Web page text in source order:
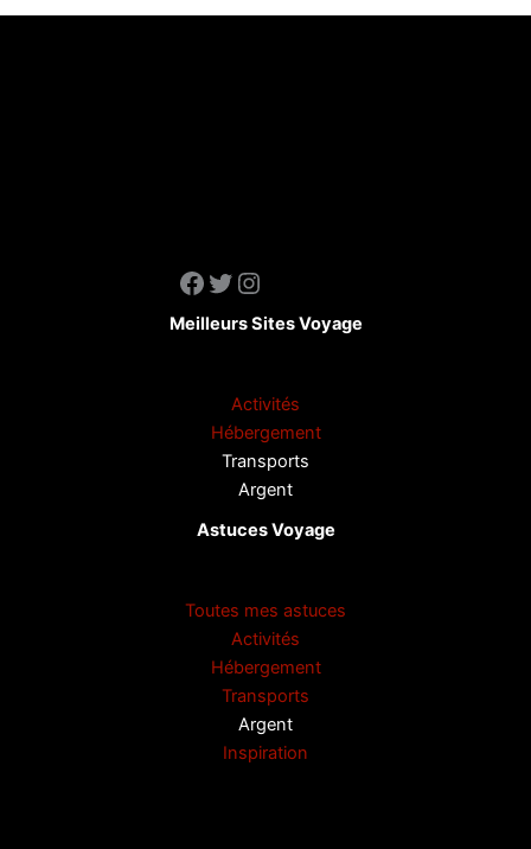
Facebook Twitter Instagram
Meilleurs Sites Voyage
Activités
Hébergement
Transports
Argent
Astuces Voyage
Toutes mes astuces
Activités
Hébergement
Transports
Argent
Inspiration